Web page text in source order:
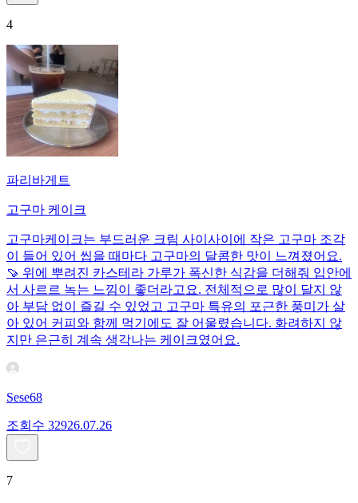
4
파리바게트
고구마 케이크
고구마케이크는 부드러운 크림 사이사이에 작은 고구마 조각
이 들어 있어 씹을 때마다 고구마의 달콤한 맛이 느껴졌어요.
🍠 위에 뿌려진 카스테라 가루가 폭신한 식감을 더해줘 입안에
서 사르르 녹는 느낌이 좋더라고요. 전체적으로 많이 달지 않
아 부담 없이 즐길 수 있었고 고구마 특유의 포근한 풍미가 살
아 있어 커피와 함께 먹기에도 잘 어울렸습니다. 화려하지 않
지만 은근히 계속 생각나는 케이크였어요.
Sese68
조회수 32926.07.26
7